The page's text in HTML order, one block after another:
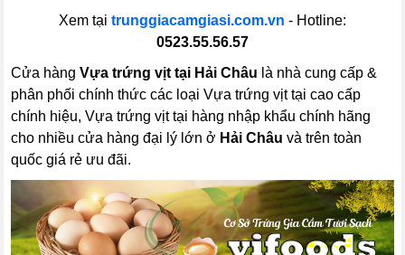
Xem tại trunggiacamgiasi.com.vn - Hotline:
0523.55.56.57
Cửa hàngVựa trứng vịt tại Hải Châu là nhà cung cấp &
phân phối chính thức các loại Vựa trứng vịt tại cao cấp
chính hiệu, Vựa trứng vịt tại hàng nhập khẩu chính hãng
cho nhiều cửa hàng đại lý lớn ở Hải Châu và trên toàn
quốc giá rẻ ưu đãi.